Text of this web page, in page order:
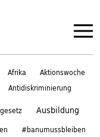
Afrika
Aktionswoche
Antidiskriminierung
Ausbildung
#banumussbleiben